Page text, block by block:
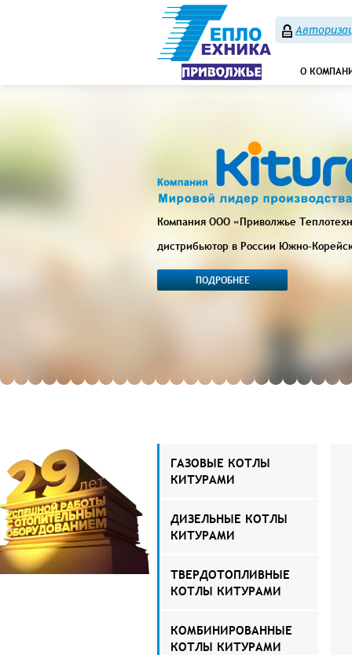
О
Компания ООО «Приволжье
дистрибьютор в России Южно-
ПОДРОБНЕЕ
ГАЗОВЫЕ КОТЛЫ
КИТУРАМИ
ДИЗЕЛЬНЫЕ КОТЛЫ
КИТУРАМИ
ТВЕРДОТОПЛИВНЫЕ
КОТЛЫ КИТУРАМИ
КОМБИНИРОВАННЫЕ
КОТЛЫ КИТУРАМИ